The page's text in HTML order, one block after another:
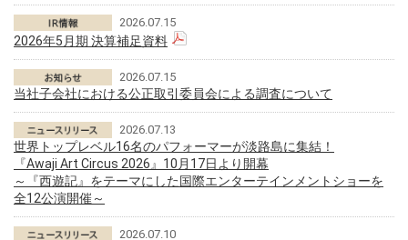
2026.07.15
2026年5月期 決算補足資料
2026.07.15
当社子会社における公正取引委員会による調査について
2026.07.13
世界トップレベル16名のパフォーマーが淡路島に集結！
『Awaji Art Circus 2026』10月17日より開幕
～『西遊記』をテーマにした国際エンターテインメントショーを
全12公演開催～
2026.07.10